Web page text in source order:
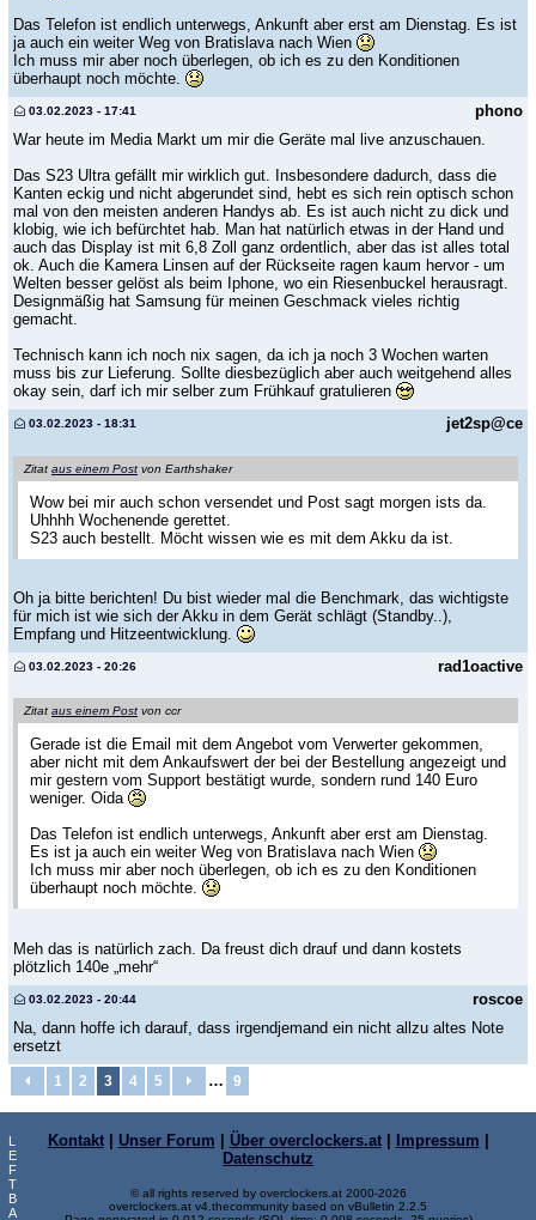
Das Telefon ist endlich unterwegs, Ankunft aber erst am Dienstag. Es ist
ja auch ein weiter Weg von Bratislava nach Wien
Ich muss mir aber noch überlegen, ob ich es zu den Konditionen
überhaupt noch möchte.
phono
03.02.2023 - 17:41
War heute im Media Markt um mir die Geräte mal live anzuschauen.
Das S23 Ultra gefällt mir wirklich gut. Insbesondere dadurch, dass die
Kanten eckig und nicht abgerundet sind, hebt es sich rein optisch schon
mal von den meisten anderen Handys ab. Es ist auch nicht zu dick und
klobig, wie ich befürchtet hab. Man hat natürlich etwas in der Hand und
auch das Display ist mit 6,8 Zoll ganz ordentlich, aber das ist alles total
ok. Auch die Kamera Linsen auf der Rückseite ragen kaum hervor - um
Welten besser gelöst als beim Iphone, wo ein Riesenbuckel herausragt.
Designmäßig hat Samsung für meinen Geschmack vieles richtig
gemacht.
Technisch kann ich noch nix sagen, da ich ja noch 3 Wochen warten
muss bis zur Lieferung. Sollte diesbezüglich aber auch weitgehend alles
okay sein, darf ich mir selber zum Frühkauf gratulieren
jet2sp@ce
03.02.2023 - 18:31
Zitat aus einem Post von Earthshaker
Wow bei mir auch schon versendet und Post sagt morgen ists da.
Uhhhh Wochenende gerettet.
S23 auch bestellt. Möcht wissen wie es mit dem Akku da ist.
Oh ja bitte berichten! Du bist wieder mal die Benchmark, das wichtigste
für mich ist wie sich der Akku in dem Gerät schlägt (Standby..),
Empfang und Hitzeentwicklung.
rad1oactive
03.02.2023 - 20:26
Zitat aus einem Post von ccr
Gerade ist die Email mit dem Angebot vom Verwerter gekommen,
aber nicht mit dem Ankaufswert der bei der Bestellung angezeigt und
mir gestern vom Support bestätigt wurde, sondern rund 140 Euro
weniger. Oida
Das Telefon ist endlich unterwegs, Ankunft aber erst am Dienstag.
Es ist ja auch ein weiter Weg von Bratislava nach Wien
Ich muss mir aber noch überlegen, ob ich es zu den Konditionen
überhaupt noch möchte.
Meh das is natürlich zach. Da freust dich drauf und dann kostets
plötzlich 140e „mehr“
roscoe
03.02.2023 - 20:44
Na, dann hoffe ich darauf, dass irgendjemand ein nicht allzu altes Note
ersetzt
1 2 3 4 5 … 9
L
E
F
T
B
A
Kontakt| Unser Forum | Über overclockers.at| Impressum |
Datenschutz
© all rights reserved by overclockers.at 2000-2026
overclockers.at v4.thecommunity based on vBulletin 2.2.5